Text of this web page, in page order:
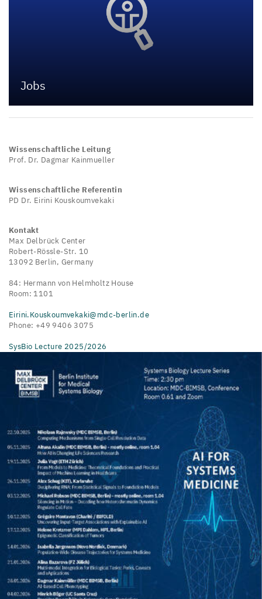
Jobs
Wissenschaftliche Leitung
Prof. Dr. Dagmar Kainmueller
Wissenschaftliche Referentin
PD Dr. Eirini Kouskoumvekaki
Kontakt
Max Delbrück Center
Robert-Rössle-Str. 10
13092 Berlin, Germany
84: Hermann von Helmholtz House
Room: 1101
Eirini.Kouskoumvekaki@mdc-berlin.de
Phone: +49 9406 3075
SysBio Lecture 2025/2026